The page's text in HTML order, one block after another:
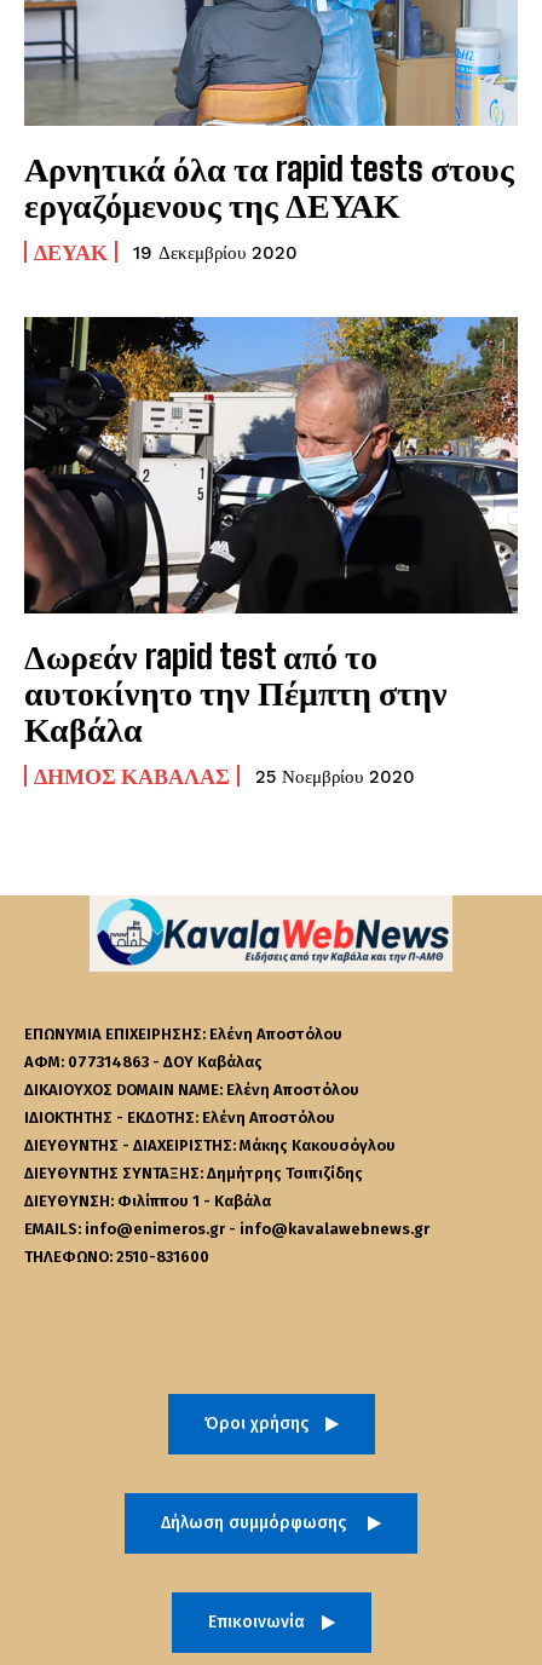
Αρνητικά όλα τα rapid tests στους
εργαζόμενους της ΔΕΥΑΚ
ΔΕΥΑΚ 19 Δεκεμβρίου 2020
Δωρεάν rapid test από το
αυτοκίνητο την Πέμπτη στην
Καβάλα
ΔΉΜΟΣ ΚΑΒΆΛΑΣ 25 Νοεμβρίου 2020
ΕΠΩΝΥΜΙΑ ΕΠΙΧΕΙΡΗΣΗΣ: Ελένη Αποστόλου
ΑΦΜ: 077314863 - ΔΟΥ Καβάλας
ΔΙΚΑΙΟΥΧΟΣ DOMAIN NAME: Ελένη Αποστόλου
ΙΔΙΟΚΤΗΤΗΣ - ΕΚΔΟΤΗΣ: Ελένη Αποστόλου
ΔΙΕΥΘΥΝΤΗΣ - ΔΙΑΧΕΙΡΙΣΤΗΣ: Μάκης Κακουσόγλου
ΔΙΕΥΘΥΝΤΗΣ ΣΥΝΤΑΞΗΣ: Δημήτρης Τσιπιζίδης
ΔΙΕΥΘΥΝΣΗ: Φιλίππου 1 - Καβάλα
EMAILS: info@enimeros.gr - info@kavalawebnews.gr
ΤΗΛΕΦΩΝΟ: 2510-831600
Όροι χρήσης
Δήλωση συμμόρφωσης
Επικοινωνία